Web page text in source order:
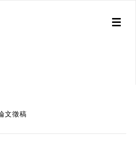
Toggle
文徵稿